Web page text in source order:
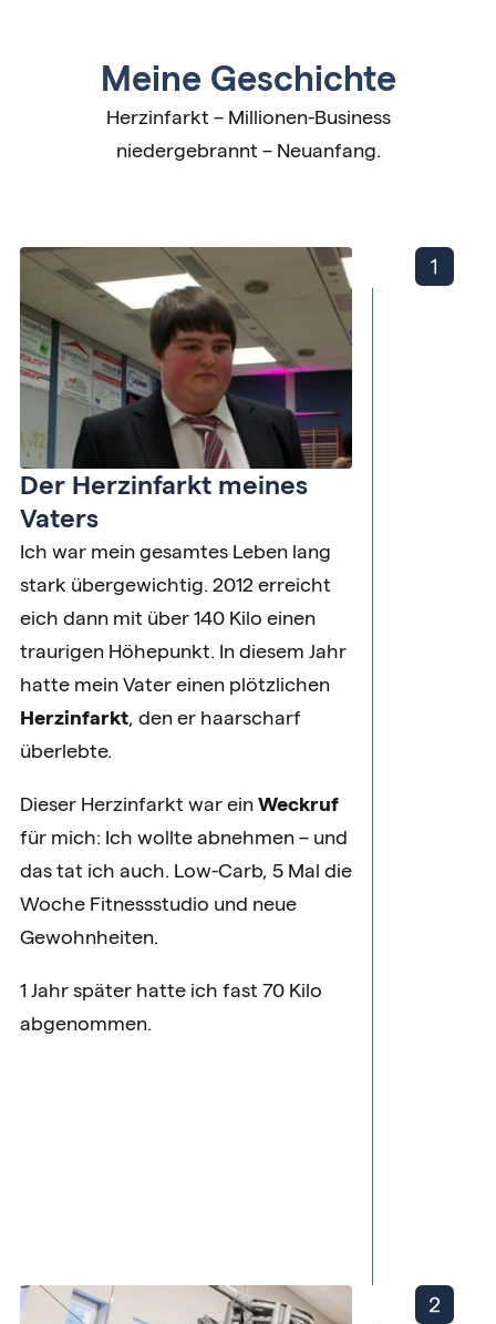
Meine Geschichte
Herzinfarkt – Millionen-Business
niedergebrannt – Neuanfang.
Der Herzinfarkt meines
Vaters
Ich war mein gesamtes Leben lang
stark übergewichtig. 2012 erreicht
eich dann mit über 140 Kilo einen
traurigen Höhepunkt. In diesem Jahr
hatte mein Vater einen plötzlichen
Herzinfarkt, den er haarscharf
überlebte.
Dieser Herzinfarkt war ein Weckruf
für mich: Ich wollte abnehmen – und
das tat ich auch. Low-Carb, 5 Mal die
Woche Fitnessstudio und neue
Gewohnheiten.
1 Jahr später hatte ich fast 70 Kilo
abgenommen.